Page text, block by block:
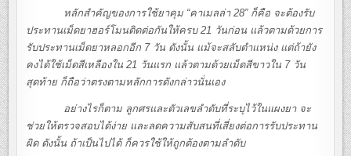
หลักสำคัญของการใช้ยาคุม “คาเมลล่า 28” ก็คือ จะต้องรับ
ประทานเม็ดยาฮอร์โมนติดต่อกันให้ครบ 21 วันก่อน แล้วตามด้วยการ
รับประทานเม็ดยาหลอกอีก 7 วัน ดังนั้น แม้จะสลับตำแหน่ง แต่ถ้ายัง
คงได้ใช้เม็ดสีเหลืองใน 21 วันแรก แล้วตามด้วยเม็ดสีขาวใน 7 วัน
สุดท้าย ก็ถือว่าตรงตามหลักการดังกล่าวนั่นเอง
อย่างไรก็ตาม ลูกศรและตัวเลขลำดับที่ระบุไว้ในแผงยา จะ
ช่วยให้ตรวจสอบได้ง่าย และลดความสับสนที่เสี่ยงต่อการรับประทาน
ผิด ดังนั้น ถ้าเป็นไปได้ ก็ควรใช้ให้ถูกต้องตามลำดับ